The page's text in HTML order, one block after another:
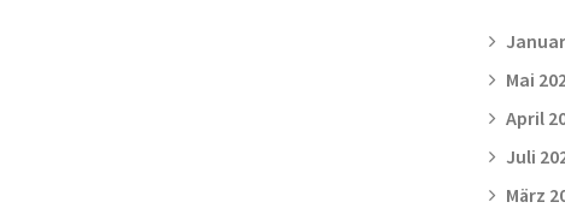
Mai
April
Juli
März